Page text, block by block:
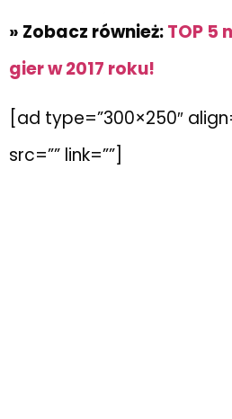
» Zobacz również:TOP 5
gier w 2017 roku!
[ad type=”300×250″
src=”” link=””]